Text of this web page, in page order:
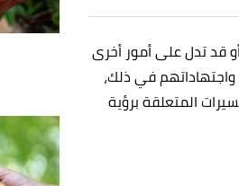
قد تدل على أمور أخرى
واجتهاداتهم في ذلك،
المتعلقة برؤية